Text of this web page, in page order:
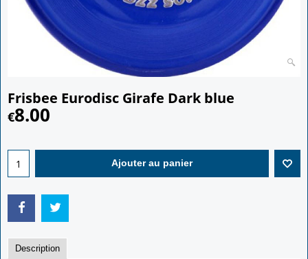
Frisbee Eurodisc Girafe Dark blue
€8.00
Ajouter au panier
Description